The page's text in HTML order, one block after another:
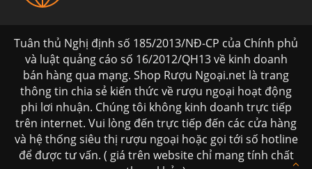
Tuân thủ Nghị định số 185/2013/NĐ-CP của Chính phủ
và luật quảng cáo số 16/2012/QH13 về kinh doanh
bán hàng qua mạng. Shop Rượu Ngoại.net là trang
thông tin chia sẻ kiến thức về rượu ngoại hoạt động
phi lơi nhuận. Chúng tôi không kinh doanh trực tiếp
trên internet. Vui lòng đến trực tiếp đến các cửa hàng
và hệ thống siêu thị rượu ngoại hoặc gọi tới số hotline
để được tư vấn. ( giá trên website chỉ mang tính chất